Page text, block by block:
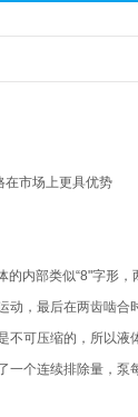
在市场上更具优势
内部类似“8"字形
，最后在两齿啮合
可压缩的，所以液
一个连续排除量，泵